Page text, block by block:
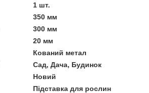
1 шт.
350 мм
300 мм
20 мм
Кований метал
Сад, Дача, Будинок
Новий
Підставка для рослин